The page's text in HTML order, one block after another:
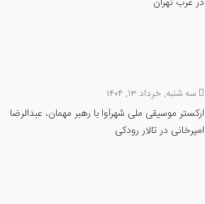
سه شنبه, خرداد ۱۳, ۱۴۰۴
ارکستر موسیقی ملی شهرآوا با رهبر مهمان، عبدالرضا
امیرخانی در تالار رودکی